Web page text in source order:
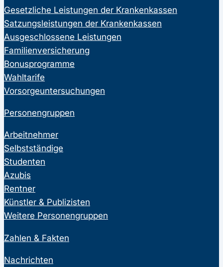
Gesetzliche Leistungen der Krankenkassen
Satzungsleistungen der Krankenkassen
Ausgeschlossene Leistungen
Familienversicherung
Bonusprogramme
Wahltarife
Vorsorgeuntersuchungen
Personengruppen
Arbeitnehmer
Selbstständige
Studenten
Azubis
Rentner
Künstler & Publizisten
Weitere Personengruppen
Zahlen & Fakten
Nachrichten